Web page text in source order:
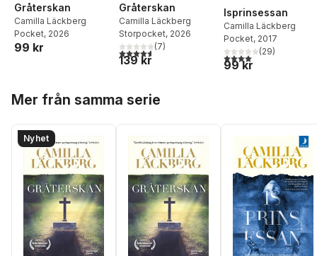
Gråterskan
Camilla Läckberg
Pocket, 2026
99 kr
Gråterskan
Camilla Läckberg
Storpocket, 2026
4,6utav 5 stjärnor. Totalt antal röster:
(7)
139 kr
Isprinsessan
Camilla Läckberg
Pocket, 2017
4,0utav 5 stjärnor.
(29)
99 kr
Mer från samma serie
Nyhet